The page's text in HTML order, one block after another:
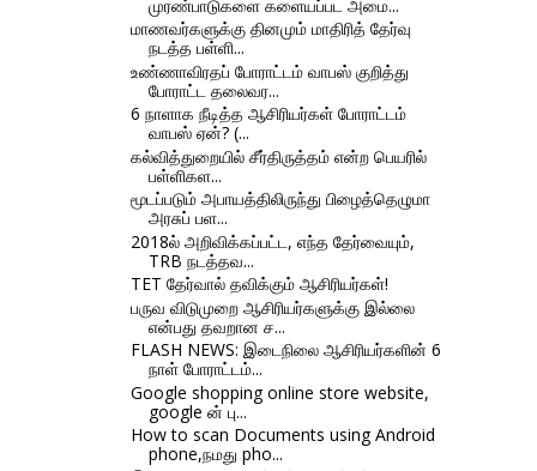
முரண்பாடுகளை களையப்பட அமை...
மாணவர்களுக்கு தினமும் மாதிரித் தேர்வு
நடத்த பள்ளி...
உண்ணாவிரதப் போராட்டம் வாபஸ் குறித்து
போராட்ட தலைவர...
6 நாளாக நீடித்த ஆசிரியர்கள் போராட்டம்
வாபஸ் ஏன்? (...
கல்வித்துறையில் சீர்திருத்தம் என்ற பெயரில்
பள்ளிகள...
மூடப்படும் அபாயத்திலிருந்து பிழைத்தெழுமா
அரசுப் பள...
2018ல் அறிவிக்கப்பட்ட, எந்த தேர்வையும்,
TRB நடத்தவ...
TET தேர்வால் தவிக்கும் ஆசிரியர்கள்!
பருவ விடுமுறை ஆசிரியர்களுக்கு இல்லை
என்பது தவறான ச...
FLASH NEWS: இடைநிலை ஆசிரியர்களின் 6
நாள் போராட்டம்...
Google shopping online store website,
google ன் பு...
How to scan Documents using Android
phone,நமது pho...